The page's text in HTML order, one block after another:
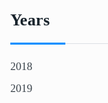
Years
2018
2019